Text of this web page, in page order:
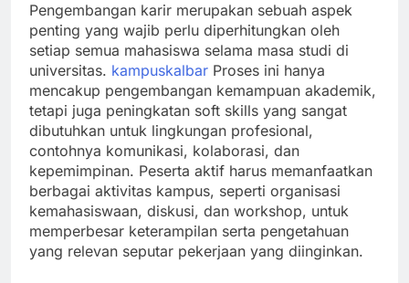
Pengembangan karir merupakan sebuah aspek
penting yang wajib perlu diperhitungkan oleh
setiap semua mahasiswa selama masa studi di
universitas. kampuskalbar Proses ini hanya
mencakup pengembangan kemampuan akademik,
tetapi juga peningkatan soft skills yang sangat
dibutuhkan untuk lingkungan profesional,
contohnya komunikasi, kolaborasi, dan
kepemimpinan. Peserta aktif harus memanfaatkan
berbagai aktivitas kampus, seperti organisasi
kemahasiswaan, diskusi, dan workshop, untuk
memperbesar keterampilan serta pengetahuan
yang relevan seputar pekerjaan yang diinginkan.